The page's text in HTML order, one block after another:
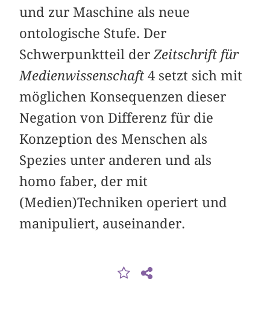
und zur Maschine als neue
ontologische Stufe. Der
Schwerpunktteil derZeitschrift für
Medienwissenschaft 4 setzt sich mit
möglichen Konsequenzen dieser
Negation von Differenz für die
Konzeption des Menschen als
Spezies unter anderen und als
homo faber, der mit
(Medien)Techniken operiert und
manipuliert, auseinander.